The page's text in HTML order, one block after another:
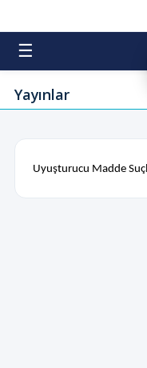
☰
Yayınlar
Uyuşturucu Madde